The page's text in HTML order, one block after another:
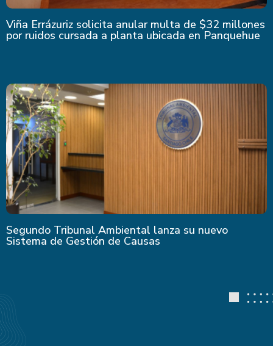
Viña Errázuriz solicita anular multa de $32 millones
por ruidos cursada a planta ubicada en Panquehue
Segundo Tribunal Ambiental lanza su nuevo
Sistema de Gestión de Causas